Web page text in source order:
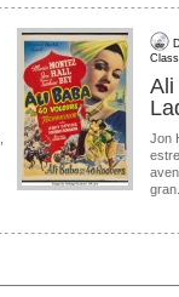
Ali
Jon